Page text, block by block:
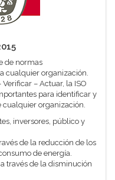
de normas
cualquier organización.
– Actuar, la ISO
para identificar y
cualquier organización.
inversores, público y
de la reducción de los
de energía.
través de la disminución